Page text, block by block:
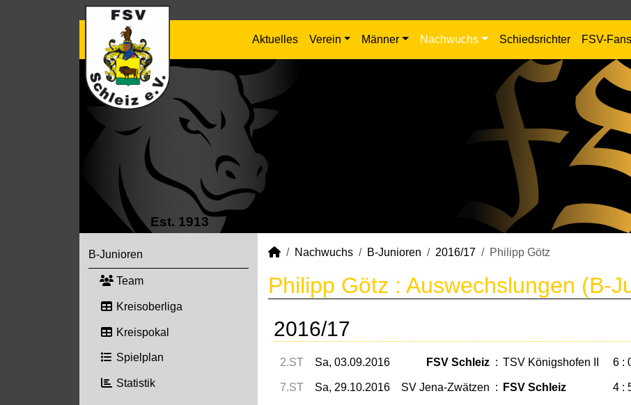
Aktuelles Verein Männer Nachwuchs Schiedsrichter FSV-
Est. 1913
B-Junioren
Team
Kreisoberliga
Kreispokal
Spielplan
Statistik
Nachwuchs B-Junioren 2016/17 Philipp Götz
Philipp Götz : Auswechslungen (B-
2016/17
2.ST Sa, 03.09.2016 FSV Schleiz : TSV Königshofen II 6 :
7.ST Sa, 29.10.2016 SV Jena-Zwätzen : FSV Schleiz 4 :